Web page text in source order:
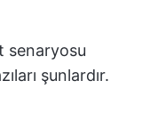
senaryosu
şunlardır.